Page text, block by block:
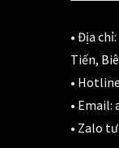
• Địa chỉ:
Tiến,
•
• Email:
• Zalo